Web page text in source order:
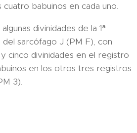
babuinos en cada uno.
divinidades de la 1ª
del sarcófago J (PM F), con
cinco divinidades en el registro
en los otros tres registros
3).